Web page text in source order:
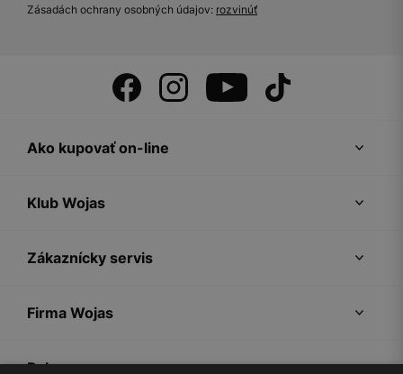
Zásadách ochrany osobných údajov: rozvinúť
Ako kupovať on-line
Klub Wojas
Zákaznícky servis
Firma Wojas
Pokyny